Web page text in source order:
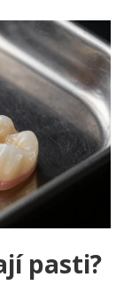
pasti?